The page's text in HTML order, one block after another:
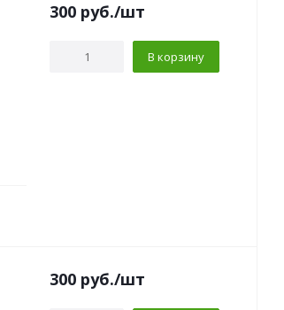
300 руб./шт
В корзину
300 руб./шт